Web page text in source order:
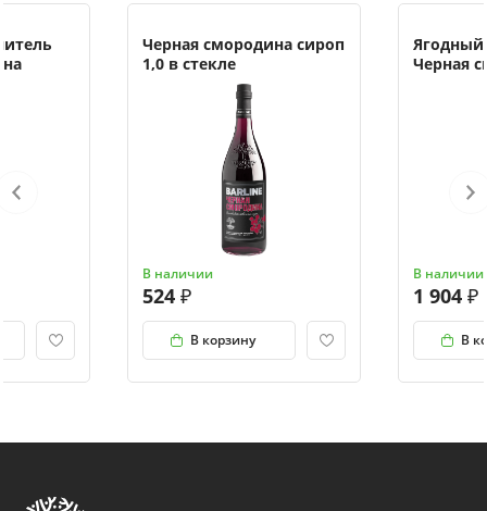
Черная смородина сироп
1,0 в стекле
В наличии
524
В корзину
Ягодный
Черная
В наличии
1 904
В